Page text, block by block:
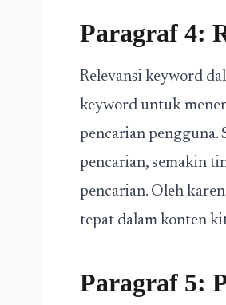
Paragraf 4:
Relevansi keyword
keyword untuk
pencarian pengguna.
pencarian, semakin
pencarian. Oleh
tepat dalam konten
Paragraf 5: